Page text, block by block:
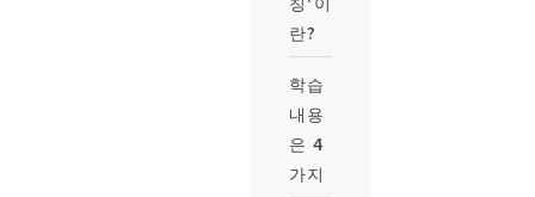
란?
학습
내용
은 4
가지